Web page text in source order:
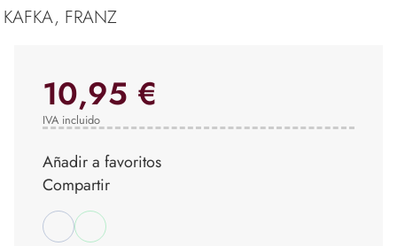
KAFKA, FRANZ
10,95 €
IVA incluido
Añadir a favoritos
Compartir